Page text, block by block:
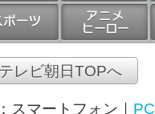
テレビ朝日TOPへ
スマートフォン PC